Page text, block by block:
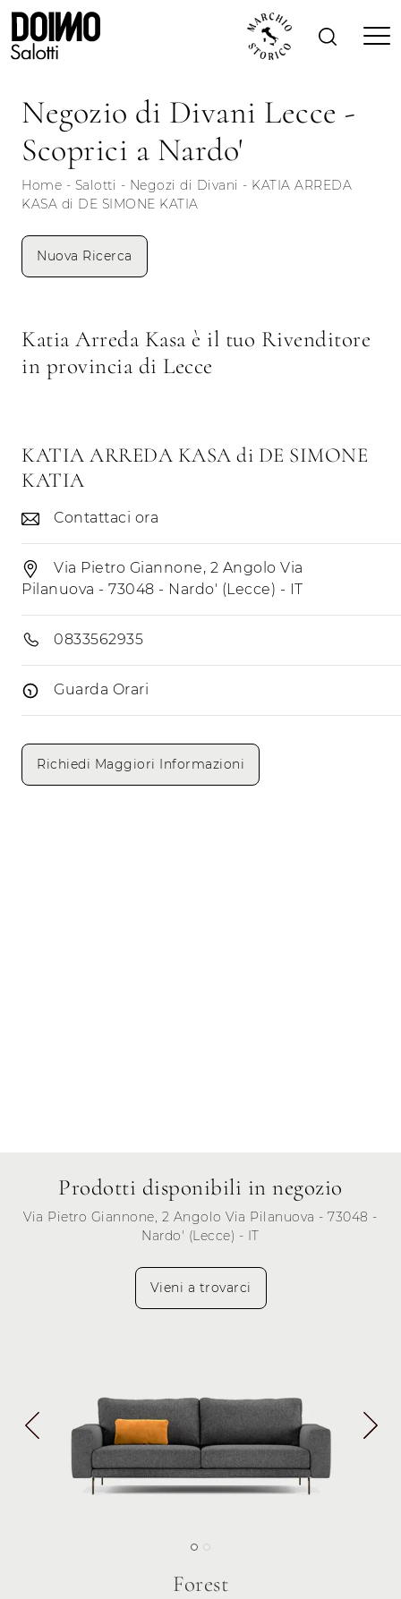
Negozio di Divani Lecce -
Scoprici a Nardo'
Home - Salotti - Negozi di Divani - KATIA ARREDA
KASA di DE SIMONE KATIA
Nuova Ricerca
KATIA ARREDA KASA di DE SIMONE
KATIA
Contattaci ora
Via Pietro Giannone, 2 Angolo Via
Pilanuova - 73048 - Nardo' (Lecce) - IT
0833562935
Guarda Orari
Lunedì
Richiedi Maggiori Informazioni
Katia Arreda Kasa è il tuo Rivenditore
in provincia di Lecce
Prodotti disponibili in negozio
Via Pietro Giannone, 2 Angolo Via Pilanuova - 73048 -
Nardo' (Lecce) - IT
Vieni a trovarci
Forest